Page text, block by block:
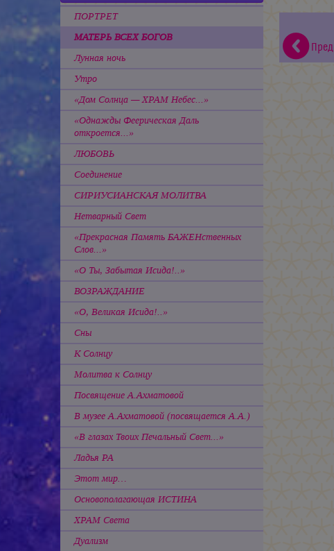
ПОРТРЕТ
МАТЕРЬ ВСЕХ БОГОВ
Лунная ночь
Утро
«Дом Солнца — ХРАМ Небес...»
«Однажды Феерическая Даль
откроется...»
ЛЮБОВЬ
Соединение
СИРИУСИАНСКАЯ МОЛИТВА
Нетварный Свет
«Прекрасная Память БАЖЕНственных
Слов...»
«О Ты, Забытая Исида!..»
ВОЗРАЖДАНИЕ
«О, Великая Исида!..»
Сны
К Солнцу
Молитва к Солнцу
Посвящение А.Ахматовой
В музее А.Ахматовой (посвящается А.А.)
«В глазах Твоих Печальный Свет...»
Ладья РА
Этот мир…
Основополагающая ИСТИНА
ХРАМ Света
Дуализм